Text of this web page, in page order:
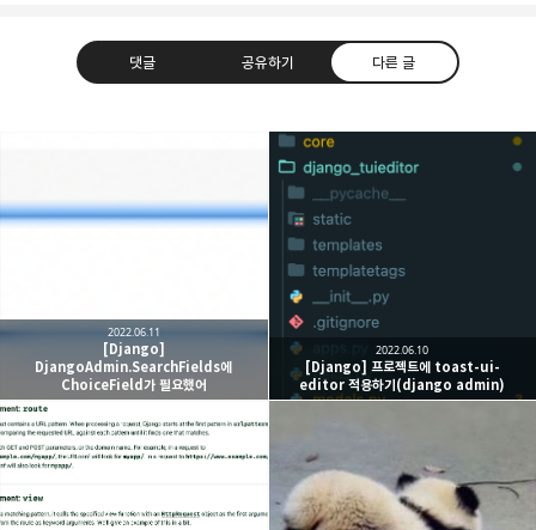
댓글 공유하기 다른 글
caputdraconis
네트워크 관점에서의 클라우드 컴퓨팅을 공부하는
라인
카카오스토리
[Django]
DjangoAdmin.SearchFields에
ChoiceField가 필요했어
2022.06.11
[Django] 프로젝트에 toast-ui-
editor 적용하기(django admin)
2022.06.10